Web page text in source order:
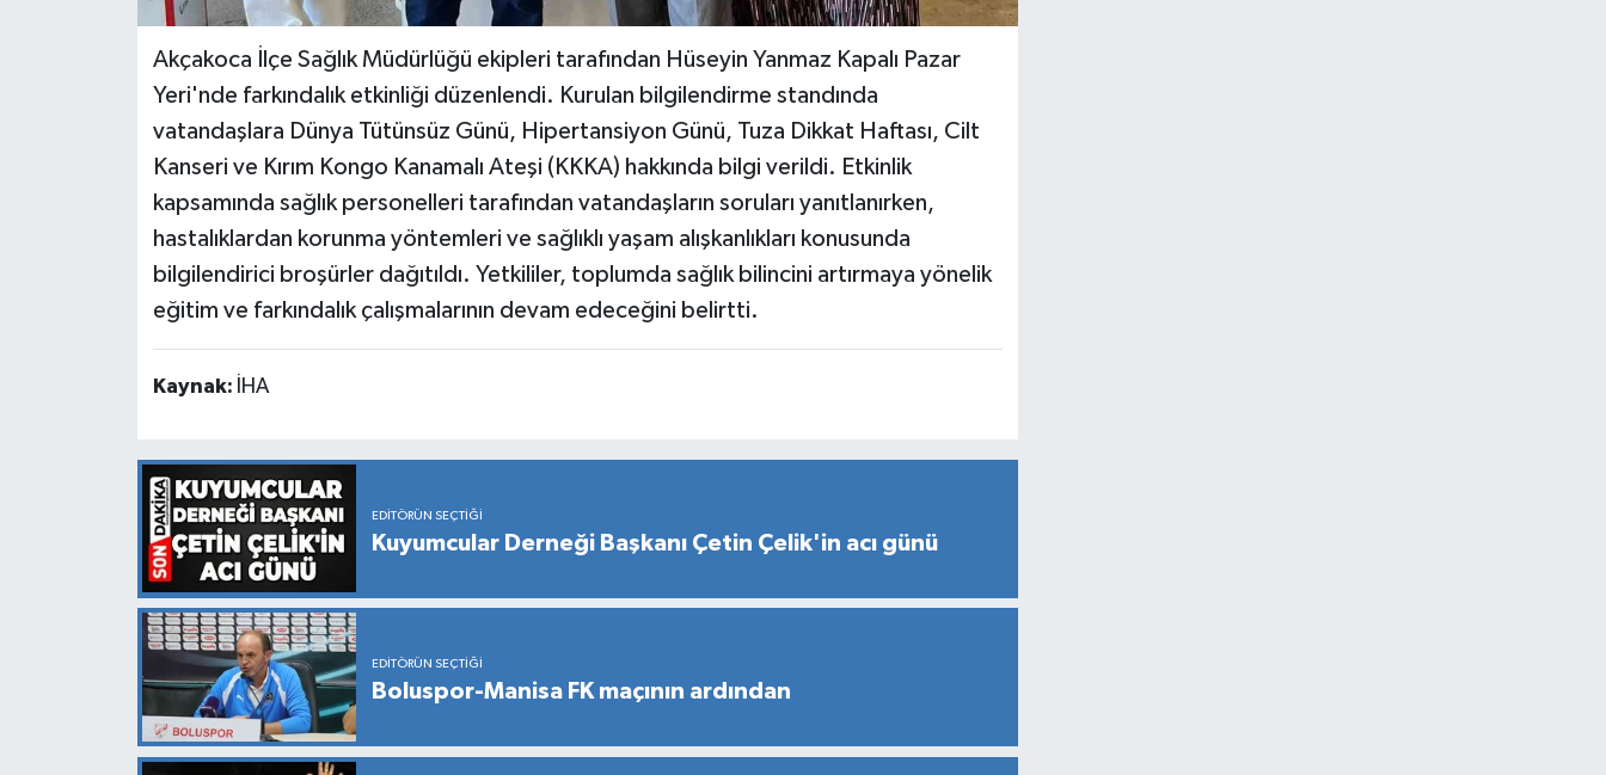
Akçakoca İlçe Sağlık Müdürlüğü ekipleri tarafından Hüseyin Yanmaz Kapalı Pazar
Yeri'nde farkındalık etkinliği düzenlendi. Kurulan bilgilendirme standında
vatandaşlara Dünya Tütünsüz Günü, Hipertansiyon Günü, Tuza Dikkat Haftası, Cilt
Kanseri ve Kırım Kongo Kanamalı Ateşi (KKKA) hakkında bilgi verildi. Etkinlik
kapsamında sağlık personelleri tarafından vatandaşların soruları yanıtlanırken,
hastalıklardan korunma yöntemleri ve sağlıklı yaşam alışkanlıkları konusunda
bilgilendirici broşürler dağıtıldı. Yetkililer, toplumda sağlık bilincini artırmaya yönelik
eğitim ve farkındalık çalışmalarının devam edeceğini belirtti.
Kaynak: İHA
EDITÖRÜN SEÇTIĞI
Kuyumcular Derneği Başkanı Çetin Çelik'in acı günü
EDITÖRÜN SEÇTIĞI
Boluspor-Manisa FK maçının ardından